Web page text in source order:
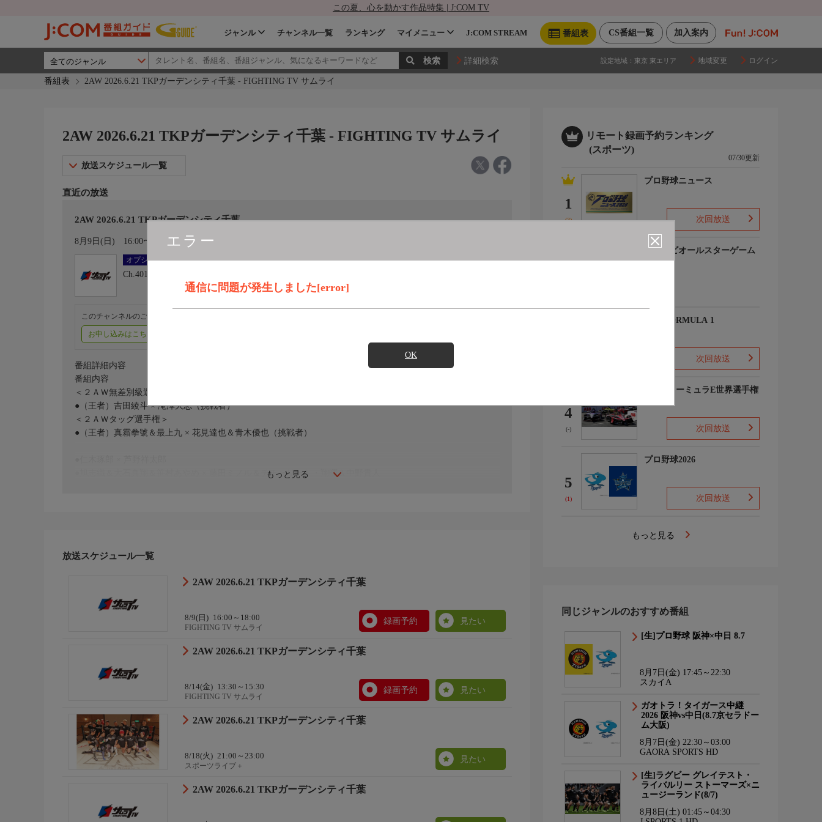
この夏、心を動かす作品特集 | J:COM TV
加入案内
CS番組一覧
番組表
ジャンル チャンネル一覧 ランキング マイメニュー J:COM STREAM
詳細検索 設定地域： 東京 東エリア 地域変更 ログイン
番組表 2AW 2026.6.21 TKPガーデンシティ千葉 - FIGHTING TV サムライ
エラー
通信に問題が発生しました[error]
OK
2AW 2026.6.21 TKPガーデンシティ千葉 - FIGHTING TV サムライ
放送スケジュール一覧
直近の放送
2AW 2026.6.21 TKPガーデンシティ千葉
8月9日(日) 16:00〜18:00 カレンダー登録
オプション
Ch.401
このチャンネルのご視聴には、オプションチャンネル(有料)のご契約が必要となります。
お申し込みはこちら
もっと見る
番組詳細内容
番組内容
＜２ＡＷ無差別級選手権＞
●（王者）吉田綾斗 × 滝澤大志（挑戦者）
＜２ＡＷタッグ選手権＞
●（王者）真霜拳號＆最上九 × 花見達也＆青木優也（挑戦者）
●旭志織＆大石真翔＆笹村あやめ × 藤田ミノル＆チチャリート・翔暉＆中野貴人
■
放送スケジュール一覧
2AW 2026.6.21 TKPガーデンシティ千葉
8/9(日) 16:00～18:00
FIGHTING TV サムライ
録画予約 見たい
2AW 2026.6.21 TKPガーデンシティ千葉
8/14(金) 13:30～15:30
FIGHTING TV サムライ
録画予約 見たい
2AW 2026.6.21 TKPガーデンシティ千葉
8/18(火) 21:00～23:00
スポーツライブ＋
見たい
2AW 2026.6.21 TKPガーデンシティ千葉
リモート録画予約ランキング
(スポーツ)
07/30更新
1
(3)
プロ野球ニュース
次回放送
マイナビオールスターゲーム
2026 FORMULA 1
次回放送
4
(-)
FIAフォーミュラE世界選手権
2025/26
次回放送
5
(1)
プロ野球2026
次回放送
もっと見る
同じジャンルのおすすめ番組
[生]プロ野球 阪神×中日 8.7
8月7日(金) 17:45～22:30
スカイA
ガオトラ！タイガース中継
2026 阪神vs中日(8.7京セラドー
ム大阪)
8月7日(金) 22:30～03:00
GAORA SPORTS HD
[生]ラグビー グレイテスト・
ライバルリー ストーマーズ×ニ
ュージーランド(8/7)
8月8日(土) 01:45～04:30